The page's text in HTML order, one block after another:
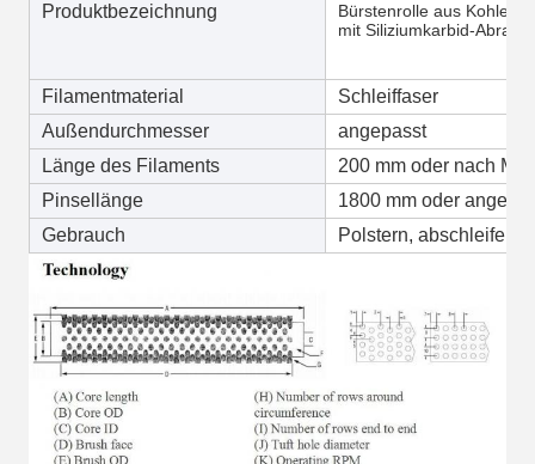
Produktbezeichnung
Bürstenrolle aus
mit Siliziumkarbid-
Filamentmaterial
Schleiffaser
Außendurchmesser
angepasst
Länge des Filaments
200 mm oder nach
Pinsellänge
1800 mm oder
Gebrauch
Polstern, abschleifen